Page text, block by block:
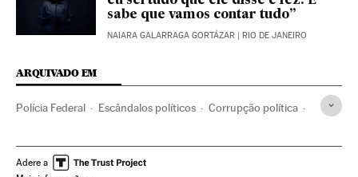
sabe que vamos contar tudo”
NAIARA GALARRAGA GORTÁZAR | RIO DE JANEIRO
ARQUIVADO EM
Polícia Federal Escândalos políticos Corrupção política
Delitos fiscais Força segurança
Adere a